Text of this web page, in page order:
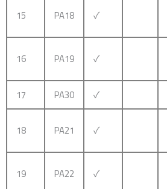
15 PA18 ✓
16 PA19 ✓
17 PA30 ✓
18 PA21 ✓
19 PA22 ✓